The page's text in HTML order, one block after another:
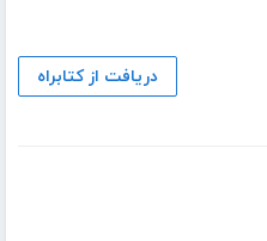
دریافت از کتابراه